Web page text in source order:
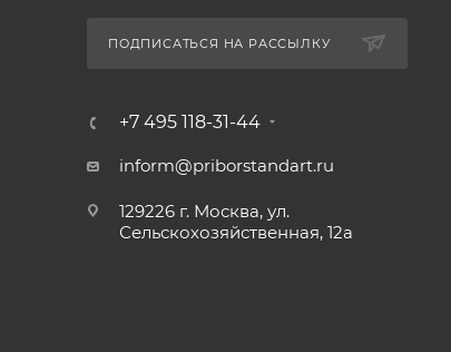
ПОДПИСАТЬСЯ НА РАССЫЛКУ
+7 495 118-31-44
inform@priborstandart.ru
129226 г. Москва, ул.
Сельскохозяйственная, 12а